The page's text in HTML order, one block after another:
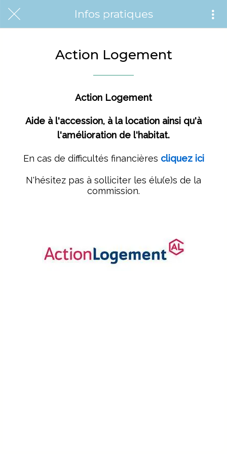
Infos pratiques
Action Logement
Action Logement
Aide à l'accession, à la location ainsi qu'à
l'amélioration de l'habitat.
En cas de difficultés financières cliquez ici
N'hésitez pas à solliciter les élu(e)s de la
commission.